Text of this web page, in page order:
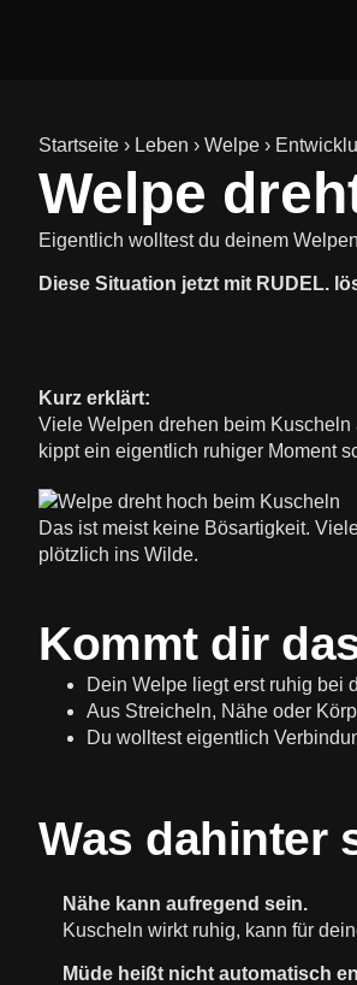
Startseite › Leben › Welpe ›
Welpe
Eigentlich wolltest du deinem
Diese Situation jetzt mit RUDEL.
Kurz erklärt:
Viele Welpen drehen beim
kippt ein eigentlich ruhiger Moment
Das ist meist keine Bösartigkeit.
plötzlich ins Wilde.
Kommt dir
Dein Welpe liegt erst ruhig bei
Aus Streicheln, Nähe oder
Du wolltest eigentlich
Was dahinter
Nähe kann aufregend sein.
Kuscheln wirkt ruhig, kann für
Müde heißt nicht automatisch